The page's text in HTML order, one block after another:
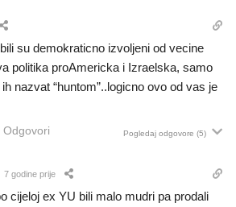
su demokraticno izvoljeni od vecine
politika proAmericka i Izraelska, samo
nazvat “huntom”..logicno ovo od vas je
Odgovori Pogledaj odgovore (5)
7 godine prije
cijeloj ex YU bili malo mudri pa prodali